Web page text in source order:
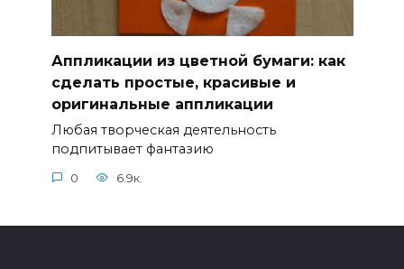
Аппликации из цветной бумаги: как
сделать простые, красивые и
оригинальные аппликации
Любая творческая деятельность
подпитывает фантазию
0 6.9к.